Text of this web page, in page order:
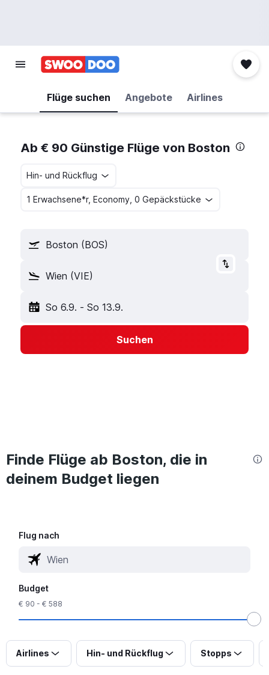
Flüge suchen Angebote Airlines
Ab € 90 Günstige Flüge von Boston
Hin- und Rückflug
1 Erwachsene*r, Economy, 0 Gepäckstücke
Boston (BOS)
Wien (VIE)
So 6.9. - So 13.9.
Suchen
Finde Flüge ab Boston, die in
deinem Budget liegen
Flug nach
Budget
€ 90 - € 588
Airlines Hin- und Rückflug Stopps